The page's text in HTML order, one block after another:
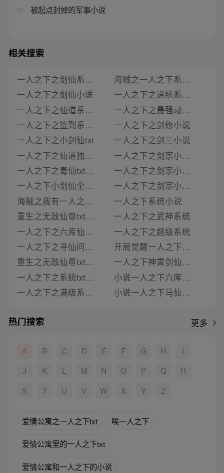
30 被起点封掉的军事小说
相关搜索
一人之下之剑仙系统txt
一人之下之剑仙小说
一人之下之仙道系统小说
一人之下之签到系统txt
一人之下之小剑仙txt
一人之下之仙道独尊txt
一人之下之毒仙txt免费下载
一人之下小剑仙全集txt下载
海贼之我有一人之下系统txt
重生之无敌仙尊txt一人之下
一人之下之六库仙贼txt
一人之下之寻仙问道txt下载
重生之无敌仙尊txt下载一人之下
一人之下之系统txt下载
一人之下之满级系统txt下载
海贼之一人之下系统txt下载
一人之下之道统系统txt下载
一人之下之最强动漫抽奖系统txt
一人之下之剑修小说
一人之下之剑三小说
一人之下之剑宗小说免费阅读
一人之下之剑宗小说最新章节
一人之下之剑宗小说最新章节免费阅读全文
一人之下系统小说
一人之下之武神系统
一人之下之超级系统
开局觉醒一人之下系统
一人之下神霄剑仙小说
小说一人之下六库仙贼
小说一人之下马仙洪图片
热门搜索 更多
A B C D E F G H
I
J
K L M N O P Q
R
S
T U V W X Y Z
爱情公寓之一人之下txt 唉一人之下
爱情公寓里的一人之下txt
爱情公寓和一人之下的小说